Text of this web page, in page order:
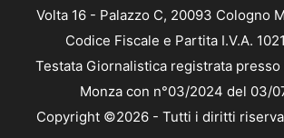
Volta 16 - Palazzo C, 20093 Cologno
Codice Fiscale e Partita I.V.A.
Testata Giornalistica registrata
Monza con n°03/2024 del 03/
Copyright ©2026 - Tutti i diritti